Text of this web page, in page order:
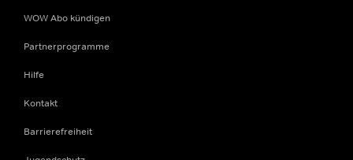
WOW Abo kündigen
Partnerprogramme
Hilfe
Kontakt
Barrierefreiheit